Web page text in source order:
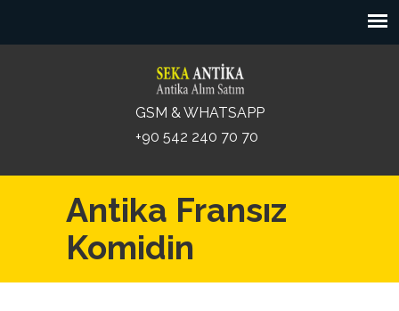
GSM & WHATSAPP
+90 542 240 70 70
Antika Fransız
Komidin